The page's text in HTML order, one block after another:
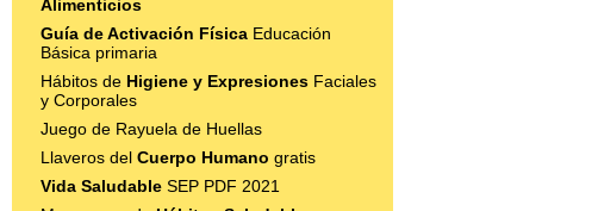
Alimenticios
Guía de Activación Física Educación
Básica primaria
Hábitos de Higiene y Expresiones Faciales
y Corporales
Juego de Rayuela de Huellas
Llaveros del Cuerpo Humano gratis
Vida Saludable SEP PDF 2021